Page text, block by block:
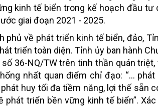
kinh tế biển trong kế hoạch đầu tư
giai đoạn 2021 - 2025.
về phát triển kinh tế biển, đảo,
triển toàn diện. Tỉnh ủy ban hành
36-NQ/TW trên tinh thần quán
nhất quan điểm chỉ đạo: “... phát
huy tối đa tiềm năng, lợi thế sẵn
triển bền vững kinh tế biển”. Xác